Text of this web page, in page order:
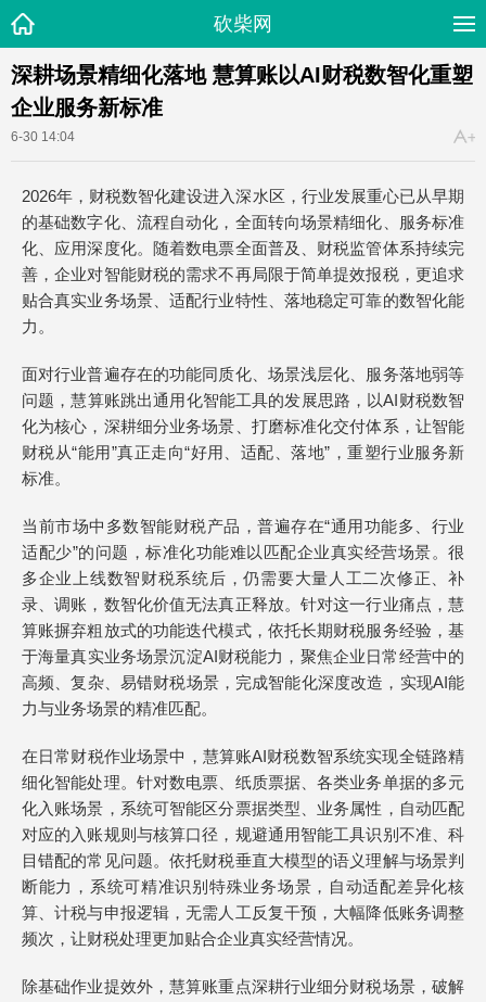
砍柴网
深耕场景精细化落地 慧算账以AI财税数智化重塑
企业服务新标准
6-30 14:04
2026年，财税数智化建设进入深水区，行业发展重心已从早期
的基础数字化、流程自动化，全面转向场景精细化、服务标准
化、应用深度化。随着数电票全面普及、财税监管体系持续完
善，企业对智能财税的需求不再局限于简单提效报税，更追求
贴合真实业务场景、适配行业特性、落地稳定可靠的数智化能
力。
面对行业普遍存在的功能同质化、场景浅层化、服务落地弱等
问题，慧算账跳出通用化智能工具的发展思路，以AI财税数智
化为核心，深耕细分业务场景、打磨标准化交付体系，让智能
财税从“能用”真正走向“好用、适配、落地”，重塑行业服务新
标准。
当前市场中多数智能财税产品，普遍存在“通用功能多、行业
适配少”的问题，标准化功能难以匹配企业真实经营场景。很
多企业上线数智财税系统后，仍需要大量人工二次修正、补
录、调账，数智化价值无法真正释放。针对这一行业痛点，慧
算账摒弃粗放式的功能迭代模式，依托长期财税服务经验，基
于海量真实业务场景沉淀AI财税能力，聚焦企业日常经营中的
高频、复杂、易错财税场景，完成智能化深度改造，实现AI能
力与业务场景的精准匹配。
在日常财税作业场景中，慧算账AI财税数智系统实现全链路精
细化智能处理。针对数电票、纸质票据、各类业务单据的多元
化入账场景，系统可智能区分票据类型、业务属性，自动匹配
对应的入账规则与核算口径，规避通用智能工具识别不准、科
目错配的常见问题。依托财税垂直大模型的语义理解与场景判
断能力，系统可精准识别特殊业务场景，自动适配差异化核
算、计税与申报逻辑，无需人工反复干预，大幅降低账务调整
频次，让财税处理更加贴合企业真实经营情况。
除基础作业提效外，慧算账重点深耕行业细分财税场景，破解